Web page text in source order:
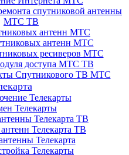
спутниковой антенны
МТС ТВ
антенн МТС
антенн МТС
ресиверов МТС
доступа МТС ТВ
Спутникового ТВ МТС
Телекарты
Телекарты
Телекарта ТВ
Телекарта ТВ
Телекарта
Телекарты